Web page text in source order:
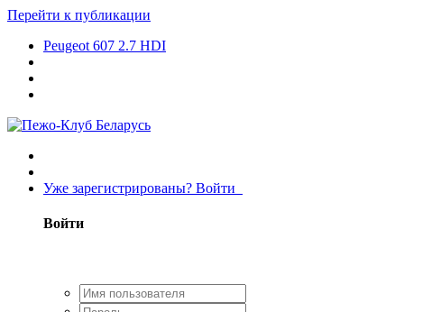
Перейти к публикации
Peugeot 607 2.7 HDI
Уже зарегистрированы? Войти
Войти